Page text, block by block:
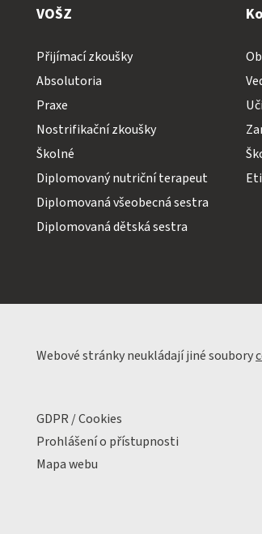
VOŠZ
Přijímací zkoušky
Absolutoria
Praxe
Nostrifikační zkoušky
Školné
Diplomovaný nutriční terapeut
Diplomovaná všeobecná sestra
Diplomovaná dětská sestra
Webové stránky neukládají jiné soubory
GDPR / Cookies
Prohlášení o přístupnosti
Mapa webu